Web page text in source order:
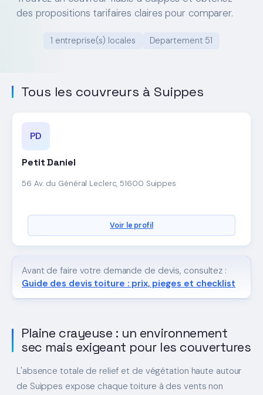
des propositions tarifaires claires pour comparer.
1 entreprise(s) locales Departement 51
Tous les couvreurs à Suippes
PD
Petit Daniel
56 Av. du Général Leclerc, 51600 Suippes
Voir le profil
Avant de faire votre demande de devis, consultez :
Guide des devis toiture : prix, pieges et checklist
Plaine crayeuse : un environnement
sec mais exigeant pour les couvertures
L'absence totale de relief et de végétation haute autour
de Suippes expose chaque toiture à des vents non